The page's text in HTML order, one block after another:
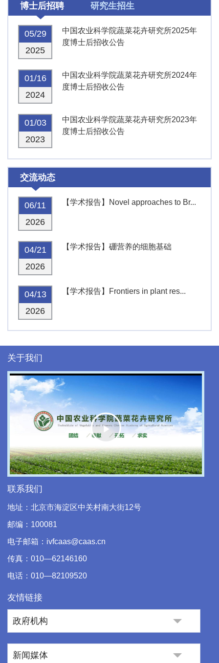
博士后招聘 研究生招生
05/29
2025
中国农业科学院蔬菜花卉研究所2025年
度博士后招收公告
01/16
2024
中国农业科学院蔬菜花卉研究所2024年
度博士后招收公告
01/03
2023
中国农业科学院蔬菜花卉研究所2023年
度博士后招收公告
交流动态
06/11
2026
【学术报告】Novel approaches to Br...
04/21
2026
【学术报告】硼营养的细胞基础
04/13
2026
【学术报告】Frontiers in plant res...
关于我们
Play
Video
联系我们
地址：北京市海淀区中关村南大街12号
邮编：100081
电子邮箱：ivfcaas@caas.cn
传真：010—62146160
电话：010—82109520
友情链接
政府机构
新闻媒体